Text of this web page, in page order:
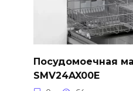
Посудомоечная
SMV24AX00E